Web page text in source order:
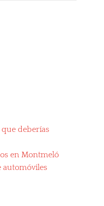
que deberías
en Montmeló
automóviles